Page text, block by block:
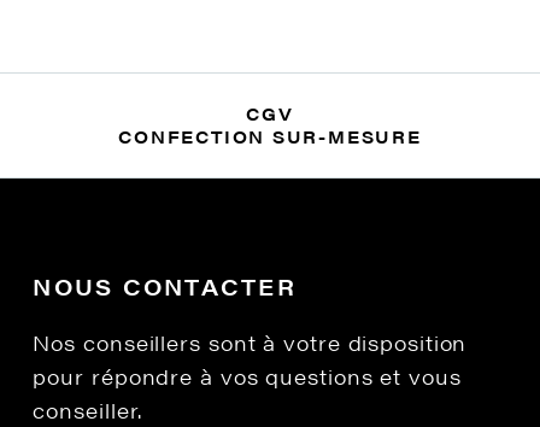
CGV
CONFECTION SUR-MESURE
NOUS CONTACTER
Nos conseillers sont à votre disposition
pour répondre à vos questions et vous
conseiller.